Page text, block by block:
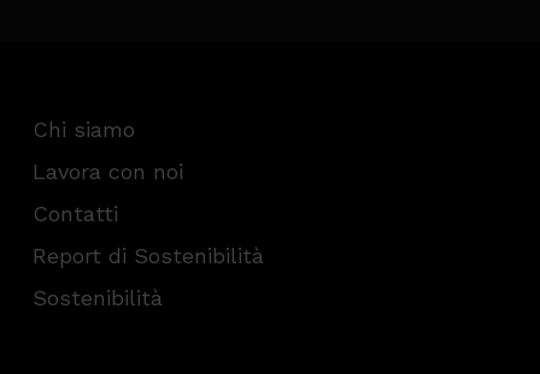
Chi siamo
Lavora con noi
Contatti
Report di Sostenibilità
Sostenibilità